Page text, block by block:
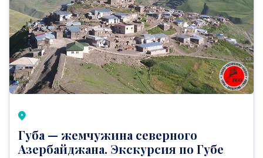
Губа — жемчужина северного
Азербайджана. Экскурсия по Губе